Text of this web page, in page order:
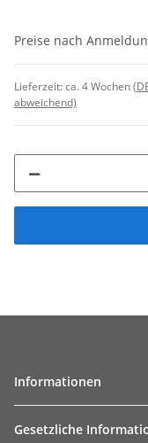
Preise nach
Lieferzeit:ca. 4 Wochen
abweichend)
Informationen
Gesetzliche